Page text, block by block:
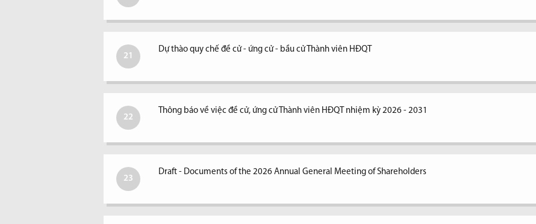
21
Dự thào quy chế đề cử - ứng cử - bầu cử Thành viên HĐQT
22
Thông báo về việc đề cử, ứng cử Thành viên HĐQT nhiệm kỳ 2026 - 2031
23
Draft - Documents of the 2026 Annual General Meeting of Shareholders